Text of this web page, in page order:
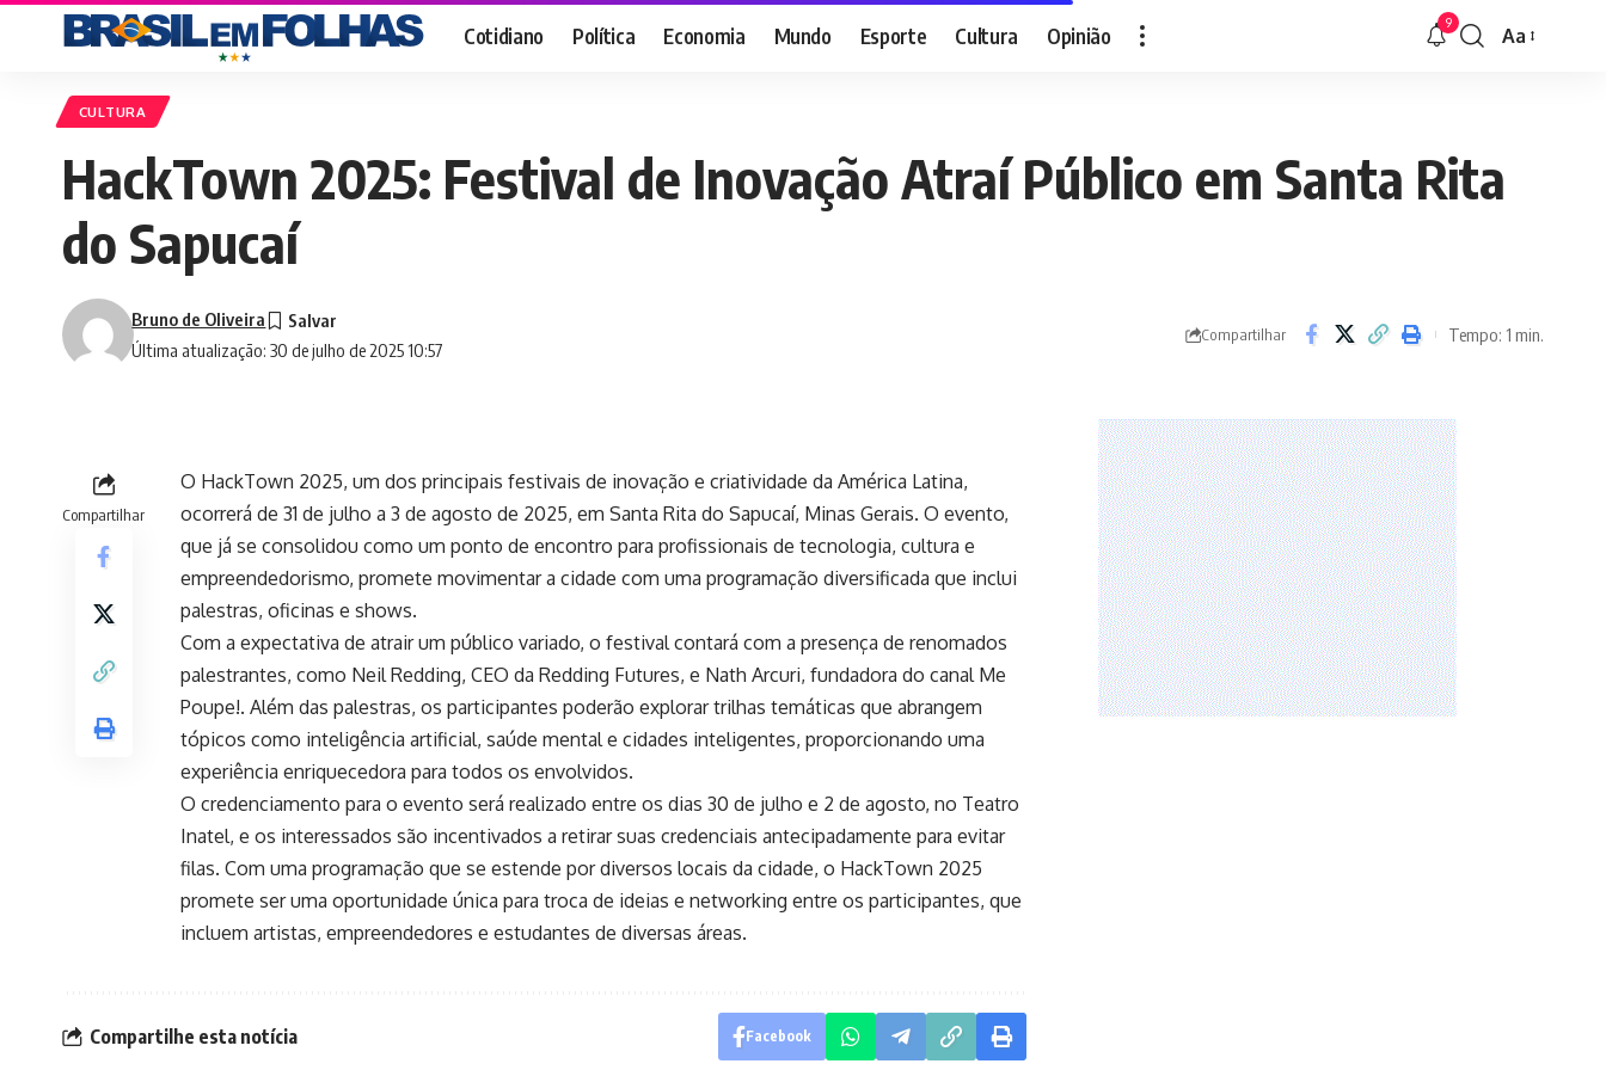
Cotidiano Política Economia Mundo Esporte Cultura Opinião 9
Font
Aa
CULTURA
HackTown 2025: Festival de Inovação Atraí Público em Santa Rita
do Sapucaí
Última atualização: 30 de julho de 2025 10:57
Bruno de Oliveira
Compartilhar Tempo: 1 min.
Compartilhar
O HackTown 2025, um dos principais festivais de inovação e criatividade da América Latina,
ocorrerá de 31 de julho a 3 de agosto de 2025, em Santa Rita do Sapucaí, Minas Gerais. O evento,
que já se consolidou como um ponto de encontro para profissionais de tecnologia, cultura e
empreendedorismo, promete movimentar a cidade com uma programação diversificada que inclui
palestras, oficinas e shows.
Com a expectativa de atrair um público variado, o festival contará com a presença de renomados
palestrantes, como Neil Redding, CEO da Redding Futures, e Nath Arcuri, fundadora do canal Me
Poupe!. Além das palestras, os participantes poderão explorar trilhas temáticas que abrangem
tópicos como inteligência artificial, saúde mental e cidades inteligentes, proporcionando uma
experiência enriquecedora para todos os envolvidos.
O credenciamento para o evento será realizado entre os dias 30 de julho e 2 de agosto, no Teatro
Inatel, e os interessados são incentivados a retirar suas credenciais antecipadamente para evitar
filas. Com uma programação que se estende por diversos locais da cidade, o HackTown 2025
promete ser uma oportunidade única para troca de ideias e networking entre os participantes, que
incluem artistas, empreendedores e estudantes de diversas áreas.
Compartilhe esta notícia Facebook